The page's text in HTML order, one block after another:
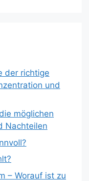
der richtige
und
möglichen
Nachteilen
– Worauf ist zu